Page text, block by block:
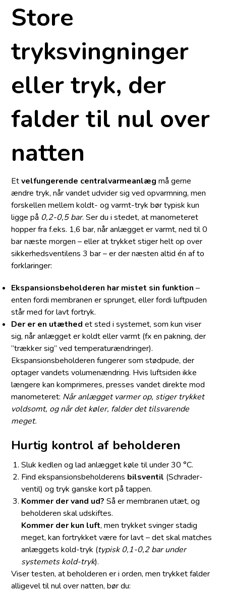
Store
tryksvingninger
eller tryk, der
falder til nul over
natten
Etvelfungerende centralvarmeanlæg må gerne
ændre tryk, når vandet udvider sig ved opvarmning, men
forskellen mellem koldt- og varmt-tryk bør typisk kun
ligge på 0,2-0,5 bar. Ser du i stedet, at manometeret
hopper fra f.eks. 1,6 bar, når anlægget er varmt, ned til 0
bar næste morgen – eller at trykket stiger helt op over
sikkerhedsventilens 3 bar – er der næsten altid én af to
forklaringer:
Ekspansionsbeholderen har mistet sin funktion –
enten fordi membranen er sprunget, eller fordi luftpuden
står med for lavt fortryk.
Der er en utæthed et sted i systemet, som kun viser
sig, når anlægget er koldt eller varmt (fx en pakning, der
”trækker sig” ved temperaturændringer).
Ekspansionsbeholderen fungerer som stødpude, der
optager vandets volumenændring. Hvis luftsiden ikke
længere kan komprimeres, presses vandet direkte mod
manometeret: Når anlægget varmer op, stiger trykket
voldsomt, og når det køler, falder det tilsvarende
meget.
Hurtig kontrol af beholderen
Sluk kedlen og lad anlægget køle til under 30 °C.
Find ekspansionsbeholderens bilsventil (Schrader-
ventil) og tryk ganske kort på tappen.
Kommer der vand ud? Så er membranen utæt, og
beholderen skal udskiftes.
Kommer der kun luft, men trykket svinger stadig
meget, kan fortrykket være for lavt – det skal matches
anlæggets kold-tryk (typisk 0,1-0,2 bar under
systemets kold-tryk).
Viser testen, at beholderen er i orden, men trykket falder
alligevel til nul over natten, bør du: